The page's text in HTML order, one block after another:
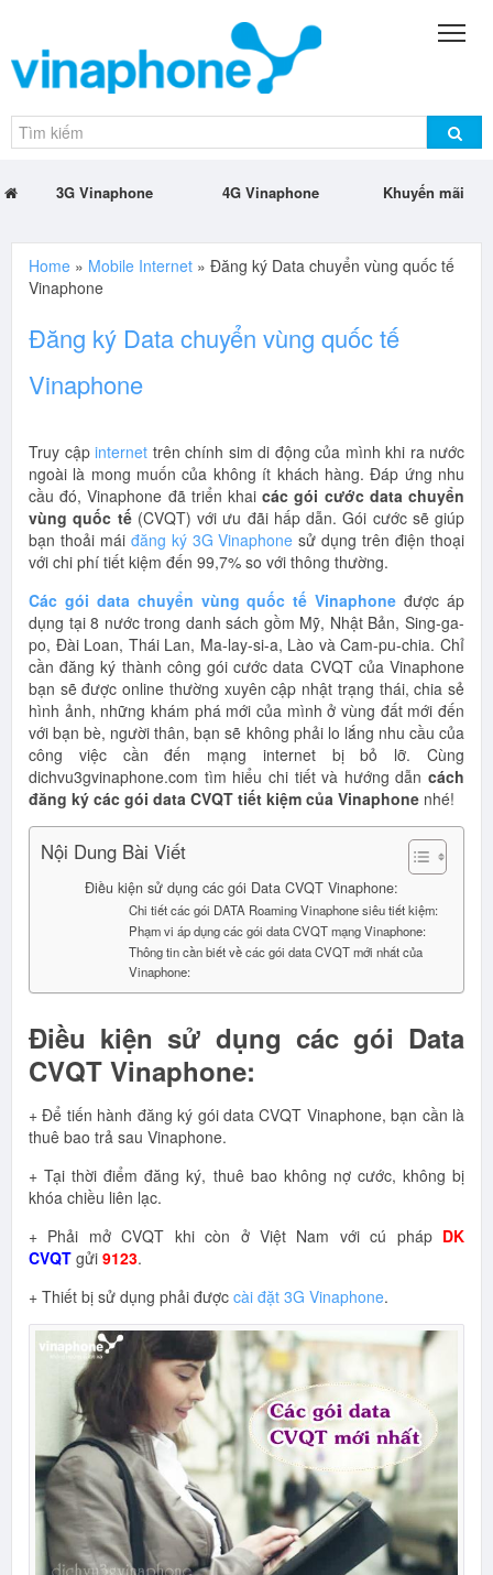
3G Vinaphone 4G Vinaphone Khuyến mãi
Home » Mobile Internet » Đăng ký Data chuyển vùng quốc tế
Vinaphone
Đăng ký Data chuyển vùng quốc tế
Vinaphone
Truy cập internet trên chính sim di động của mình khi ra nước
ngoài là mong muốn của không ít khách hàng. Đáp ứng nhu
cầu đó, Vinaphone đã triển khaicác gói cước data chuyển
vùng quốc tế(CVQT) với ưu đãi hấp dẫn. Gói cước sẽ giúp
bạn thoải mái đăng ký 3G Vinaphone sử dụng trên điện thoại
với chi phí tiết kiệm đến 99,7% so với thông thường.
Các gói data chuyển vùng quốc tế Vinaphone được áp
dụng tại 8 nước trong danh sách gồm Mỹ, Nhật Bản, Sing-ga-
po, Đài Loan, Thái Lan, Ma-lay-si-a, Lào và Cam-pu-chia. Chỉ
cần đăng ký thành công gói cước data CVQT của Vinaphone
bạn sẽ được online thường xuyên cập nhật trạng thái, chia sẻ
hình ảnh, những khám phá mới của mình ở vùng đất mới đến
với bạn bè, người thân, bạn sẽ không phải lo lắng nhu cầu của
công việc cần đến mạng internet bị bỏ lỡ. Cùng
dichvu3gvinaphone.com tìm hiểu chi tiết và hướng dẫn cách
đăng ký các gói data CVQT tiết kiệm của Vinaphone nhé!
Nội Dung Bài Viết
Điều kiện sử dụng các gói Data CVQT Vinaphone:
Chi tiết các gói DATA Roaming Vinaphone siêu tiết kiệm:
Phạm vi áp dụng các gói data CVQT mạng Vinaphone:
Thông tin cần biết về các gói data CVQT mới nhất của
Vinaphone:
Điều kiện sử dụng các gói Data
CVQT Vinaphone:
+ Để tiến hành đăng ký gói data CVQT Vinaphone, bạn cần là
thuê bao trả sau Vinaphone.
+ Tại thời điểm đăng ký, thuê bao không nợ cước, không bị
khóa chiều liên lạc.
+ Phải mở CVQT khi còn ở Việt Nam với cú pháp DK
CVQT gửi 9123.
+ Thiết bị sử dụng phải được cài đặt 3G Vinaphone.